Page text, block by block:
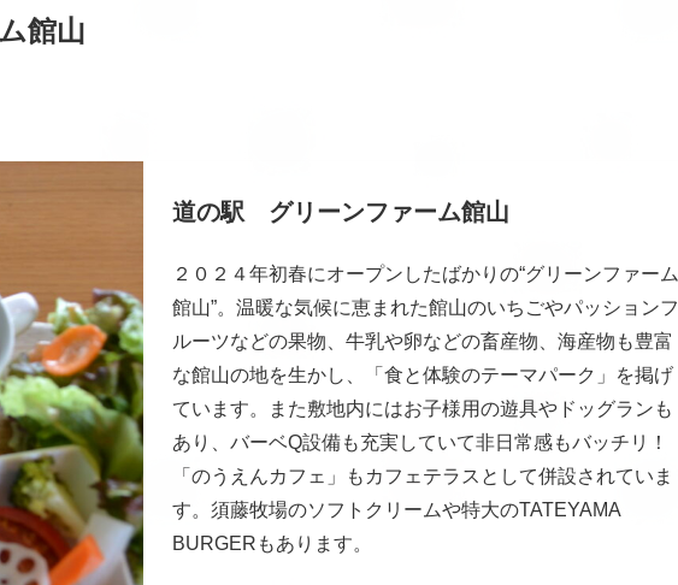
館山
道の駅 グリーンファーム館山
２０２４年初春にオープンしたばかりの“グリーンファーム
館山”。温暖な気候に恵まれた館山のいちごやパッションフ
ルーツなどの果物、牛乳や卵などの畜産物、海産物も豊富
な館山の地を生かし、「食と体験のテーマパーク」を掲げ
ています。また敷地内にはお子様用の遊具やドッグランも
あり、バーベQ設備も充実していて非日常感もバッチリ！
「のうえんカフェ」もカフェテラスとして併設されていま
す。須藤牧場のソフトクリームや特大のTATEYAMA
BURGERもあります。